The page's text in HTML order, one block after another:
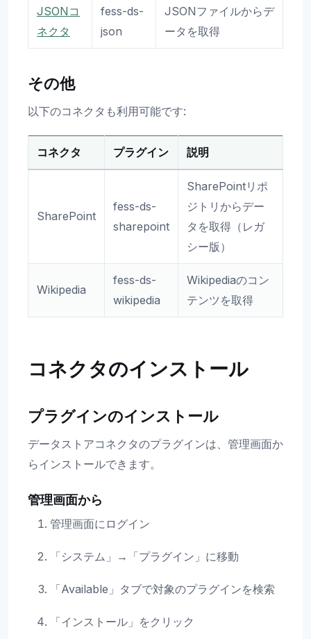
JSONコ
ネクタ
fess-ds-
json
JSONファイルからデ
ータを取得
その他
以下のコネクタも利用可能です:
コネクタ プラグイン 説明
SharePoint
fess-ds-
sharepoint
SharePointリポ
ジトリからデー
タを取得（レガ
シー版）
Wikipedia
fess-ds-
wikipedia
Wikipediaのコン
テンツを取得
コネクタのインストール
プラグインのインストール
データストアコネクタのプラグインは、管理画面か
らインストールできます。
管理画面から
管理画面にログイン
「システム」→「プラグイン」に移動
「Available」タブで対象のプラグインを検索
「インストール」をクリック